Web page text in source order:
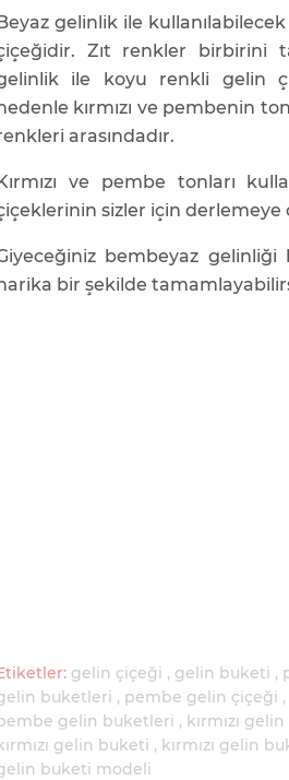
gelinlik ile
Zıt renkler birbirini
ile koyu renkli gelin
kırmızı ve pembenin
arasındadır.
ve pembe tonları
sizler için derlemeye
bembeyaz
bir şekilde
gelin çiçeği gelin buketi
buketleri
pembe gelin çiçeği
gelin buketleri
kırmızı
gelin buketi
kırmızı gelin
buketi modeli